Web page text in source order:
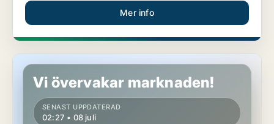
Mer info
Hus i Skellefteå, Ursviken
Vi övervakar marknaden!
SENAST UPPDATERAD
02:27 • 08 juli